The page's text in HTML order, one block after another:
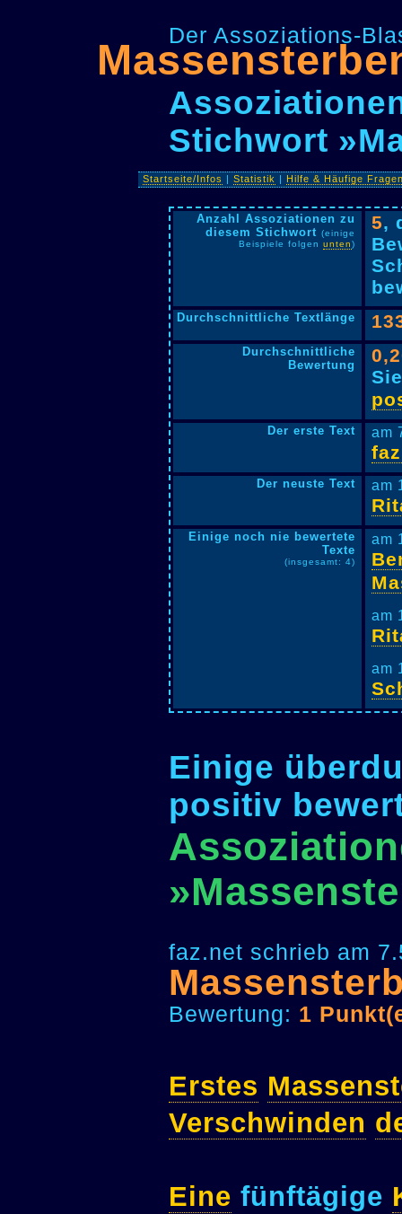
Der Assoziations-
Stichwort
Startseite/Infos |Statistik |Hilfe & Häufige
Anzahl Assoziationen zu
diesem Stichwort (einige
Beispiele folgen unten)
5,
Durchschnittliche Textlänge
Durchschnittliche
Bewertung
Der erste Text am
Der neuste Text am
Einige noch nie bewertete
Texte
(insgesamt: 4)
am
am
am
Einige
positiv
faz.net schrieb am
Bewertung: 1
Erstes
Verschwinden
Eine fünftägige